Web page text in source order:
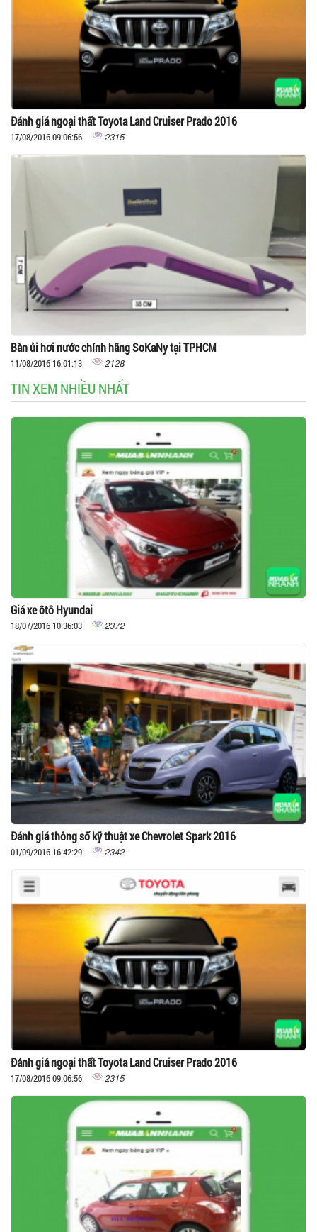
Đánh giá ngoại thất Toyota Land Cruiser Prado 2016
17/08/2016 09:06:56 2315
Bàn ủi hơi nước chính hãng SoKaNy tại TPHCM
11/08/2016 16:01:13 2128
TIN XEM NHIỀU NHẤT
Giá xe ôtô Hyundai
18/07/2016 10:36:03 2372
Đánh giá thông số kỹ thuật xe Chevrolet Spark 2016
01/09/2016 16:42:29 2342
Đánh giá ngoại thất Toyota Land Cruiser Prado 2016
17/08/2016 09:06:56 2315